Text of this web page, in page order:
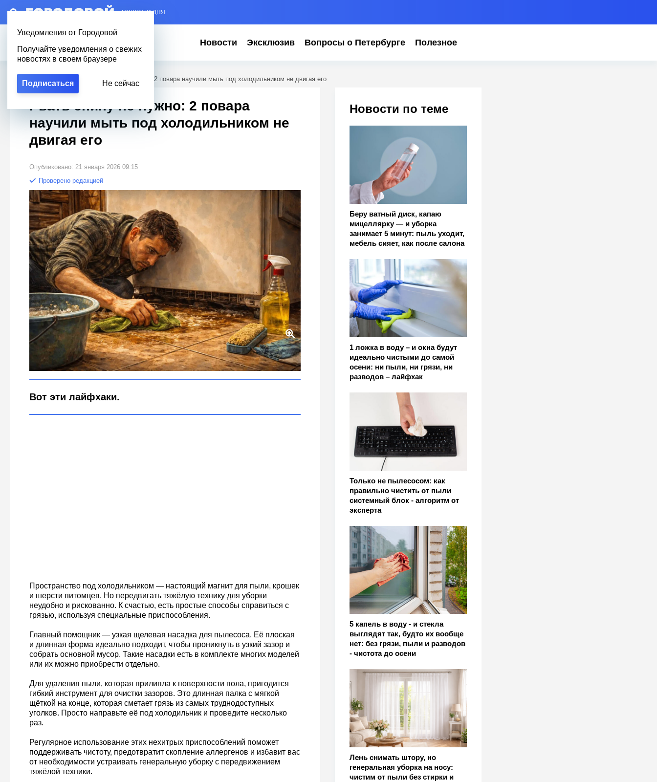
– НОВОСТИ ДНЯ
Уведомления от Городовой
Получайте уведомления о свежих
новостях в своем браузере
Подписаться Не сейчас
Новости Эксклюзив Вопросы о Петербурге Полезное
Городовой Рвать спину не нужно: 2 повара научили мыть под холодильником не двигая его
Новости по теме
Беру ватный диск, капаю
мицеллярку — и уборка
занимает 5 минут: пыль уходит,
мебель сияет, как после салона
1 ложка в воду – и окна будут
идеально чистыми до самой
осени: ни пыли, ни грязи, ни
разводов – лайфхак
Только не пылесосом: как
правильно чистить от пыли
системный блок - алгоритм от
эксперта
5 капель в воду - и стекла
выглядят так, будто их вообще
нет: без грязи, пыли и разводов
- чистота до осени
Лень снимать штору, но
генеральная уборка на носу:
чистим от пыли без стирки и
Рвать спину не нужно: 2 повара
научили мыть под холодильником не
двигая его
Опубликовано: 21 января 2026 09:15
Проверено редакцией
Рвать спину не нужно: 2 повара научили мыть под холодильником не двигая его
Фото: Городовой.ру
Вот эти лайфхаки.
Пространство под холодильником — настоящий магнит для пыли, крошек
и шерсти питомцев. Но передвигать тяжёлую технику для уборки
неудобно и рискованно. К счастью, есть простые способы справиться с
грязью, используя специальные приспособления.
Главный помощник — узкая щелевая насадка для пылесоса. Её плоская
и длинная форма идеально подходит, чтобы проникнуть в узкий зазор и
собрать основной мусор. Такие насадки есть в комплекте многих моделей
или их можно приобрести отдельно.
Для удаления пыли, которая прилипла к поверхности пола, пригодится
гибкий инструмент для очистки зазоров. Это длинная палка с мягкой
щёткой на конце, которая сметает грязь из самых труднодоступных
уголков. Просто направьте её под холодильник и проведите несколько
раз.
Регулярное использование этих нехитрых приспособлений поможет
поддерживать чистоту, предотвратит скопление аллергенов и избавит вас
от необходимости устраивать генеральную уборку с передвижением
тяжёлой техники.